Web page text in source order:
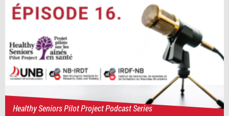
Healthy Seniors Pilot Project Podcast Series